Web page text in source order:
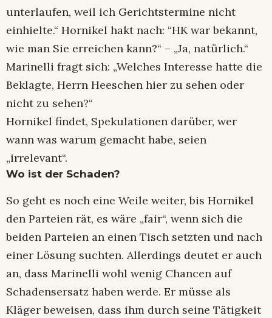
unterlaufen, weil ich Gerichtstermine nicht
einhielte.“ Hornikel hakt nach: “HK war bekannt,
wie man Sie erreichen kann?“ – „Ja, natürlich.“
Marinelli fragt sich: „Welches Interesse hatte die
Beklagte, Herrn Heeschen hier zu sehen oder
nicht zu sehen?“
Hornikel findet, Spekulationen darüber, wer
wann was warum gemacht habe, seien
„irrelevant“.
Wo ist der Schaden?
So geht es noch eine Weile weiter, bis Hornikel
den Parteien rät, es wäre „fair“, wenn sich die
beiden Parteien an einen Tisch setzten und nach
einer Lösung suchten. Allerdings deutet er auch
an, dass Marinelli wohl wenig Chancen auf
Schadensersatz haben werde. Er müsse als
Kläger beweisen, dass ihm durch seine Tätigkeit